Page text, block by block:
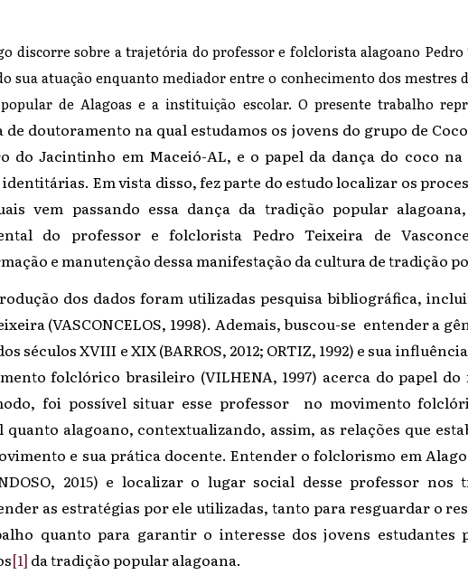
discorre sobre a trajetória do professor e folclorista alagoano Pedro
sua atuação enquanto mediador entre o conhecimento dos mestres
de Alagoas e a instituição escolar. O presente trabalho
de doutoramento na qual estudamos os jovens do grupo de
do Jacintinho em Maceió-AL, e o papel da dança do coco na
Em vista disso, fez parte do estudo localizar os
vem passando essa dança da tradição popular
do professor e folclorista Pedro Teixeira de
e manutenção dessa manifestação da cultura de tradição
dos dados foram utilizadas pesquisa bibliográfica,
(VASCONCELOS, 1998). Ademais, buscou-se entender a
séculos XVIII e XIX (BARROS, 2012; ORTIZ, 1992) e sua
folclórico brasileiro (VILHENA, 1997) acerca do papel do
foi possível situar esse professor no movimento
quanto alagoano, contextualizando, assim, as relações que
e sua prática docente. Entender o folclorismo em
2015) e localizar o lugar social desse professor nos
as estratégias por ele utilizadas, tanto para resguardar o
quanto para garantir o interesse dos jovens estudantes
[1] da tradição popular alagoana.